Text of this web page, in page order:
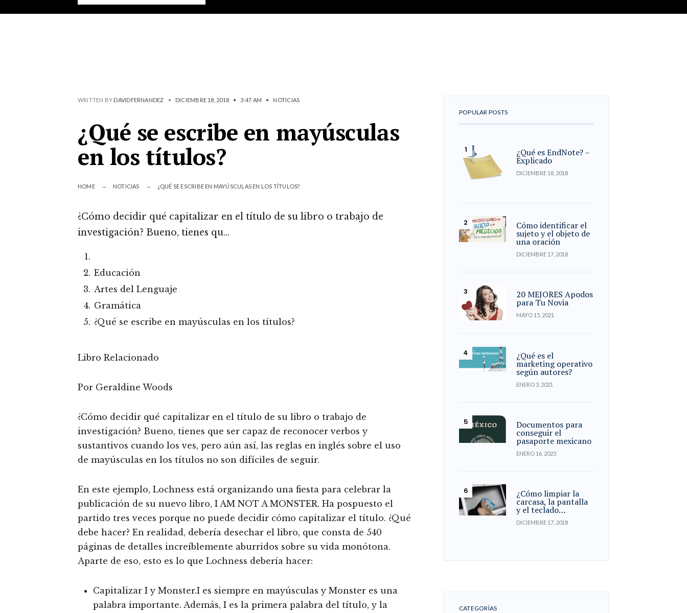
WRITTEN BY DAVIDFERNANDEZ • DICIEMBRE 18, 2018 • 3:47 AM • NOTICIAS
¿Qué se escribe en mayúsculas
en los títulos?
HOME NOTICIAS ¿QUÉ SE ESCRIBE EN MAYÚSCULAS EN LOS TÍTULOS?
¿Cómo decidir qué capitalizar en el título de su libro o trabajo de
investigación? Bueno, tienes qu…
Educación
Artes del Lenguaje
Gramática
¿Qué se escribe en mayúsculas en los títulos?
Libro Relacionado
Por Geraldine Woods
¿Cómo decidir qué capitalizar en el título de su libro o trabajo de
investigación? Bueno, tienes que ser capaz de reconocer verbos y
sustantivos cuando los ves, pero aún así, las reglas en inglés sobre el uso
de mayúsculas en los títulos no son difíciles de seguir.
En este ejemplo, Lochness está organizando una fiesta para celebrar la
publicación de su nuevo libro, I AM NOT A MONSTER. Ha pospuesto el
partido tres veces porque no puede decidir cómo capitalizar el título. ¿Qué
debe hacer? En realidad, debería desechar el libro, que consta de 540
páginas de detalles increíblemente aburridos sobre su vida monótona.
Aparte de eso, esto es lo que Lochness debería hacer:
Capitalizar I y Monster.I es siempre en mayúsculas y Monster es una
palabra importante. Además, I es la primera palabra del título, y la
POPULAR POSTS
¿Qué es EndNote? –
Explicado
DICIEMBRE 18, 2018
Cómo identificar el
sujeto y el objeto de
una oración
DICIEMBRE 17, 2018
20 MEJORES Apodos
para Tu Novia
MAYO 15, 2021
¿Qué es el
marketing operativo
según autores?
ENERO 3, 2021
Documentos para
conseguir el
pasaporte mexicano
ENERO 16, 2023
¿Cómo limpiar la
carcasa, la pantalla
y el teclado…
DICIEMBRE 17, 2018
CATEGORÍAS